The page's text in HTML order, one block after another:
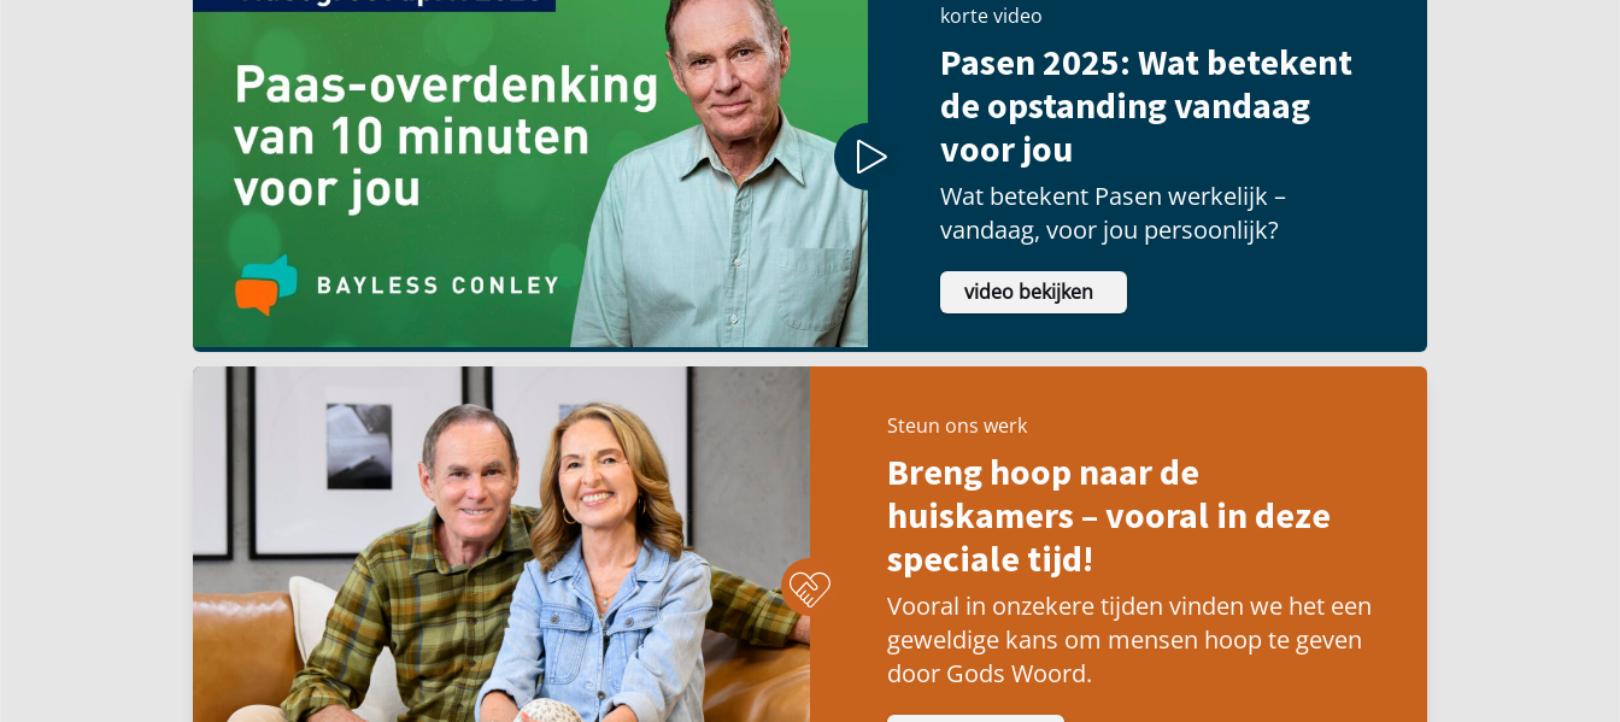
korte video
Pasen 2025: Wat betekent
de opstanding vandaag
voor jou
Wat betekent Pasen werkelijk –
vandaag, voor jou persoonlijk?
video bekijken
Steun ons werk
Breng hoop naar de
huiskamers – vooral in deze
speciale tijd!
Vooral in onzekere tijden vinden we het een
geweldige kans om mensen hoop te geven
door Gods Woord.